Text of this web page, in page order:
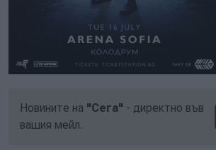
Новините на "Сега" - директно във
вашия мейл.